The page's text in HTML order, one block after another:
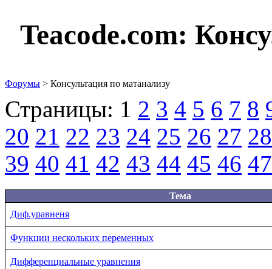
Teacode.com:
Форумы > Консультация по матанализу
Страницы: 1 2 3 4 5 6 7 8
20 21 22 23 24 25 26 27 28
39 40 41 42 43 44 45 46 47
Тема
Диф.уравненя
Функции нескольких переменных
Дифференциальные уравнения